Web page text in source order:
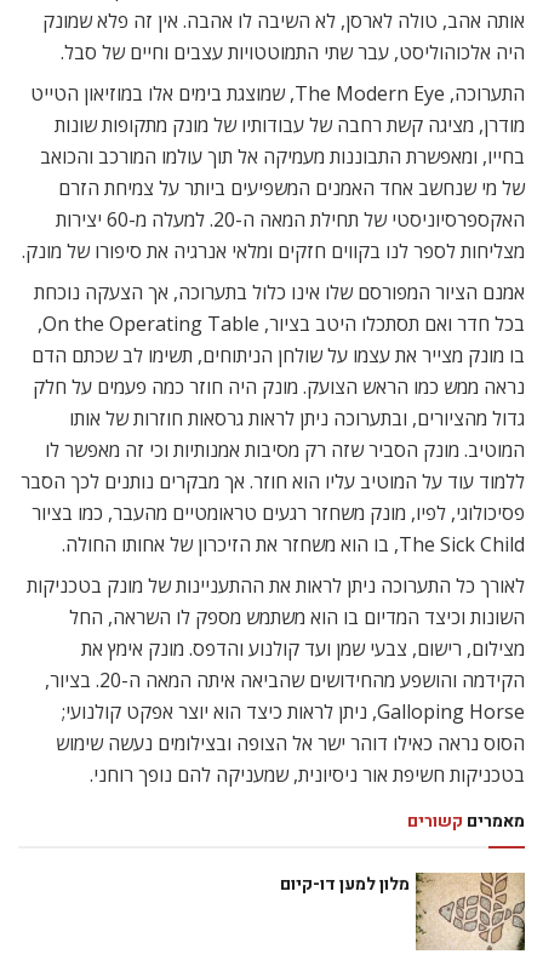
אותה אהב, טולה לארסן, לא השיבה לו אהבה. אין זה פלא שמונק
היה אלכוהוליסט, עבר שתי התמוטטויות עצבים וחיים של סבל.
התערוכה, The Modern Eye, שמוצגת בימים אלו במוזיאון הטייט
מודרן, מציגה קשת רחבה של עבודותיו של מונק מתקופות שונות
בחייו, ומאפשרת התבוננות מעמיקה אל תוך עולמו המורכב והכואב
של מי שנחשב אחד האמנים המשפיעים ביותר על צמיחת הזרם
האקספרסיוניסטי של תחילת המאה ה-20. למעלה מ-60 יצירות
מצליחות לספר לנו בקווים חזקים ומלאי אנרגיה את סיפורו של מונק.
אמנם הציור המפורסם שלו אינו כלול בתערוכה, אך הצעקה נוכחת
בכל חדר ואם תסתכלו היטב בציור, On the Operating Table,
בו מונק מצייר את עצמו על שולחן הניתוחים, תשימו לב שכתם הדם
נראה ממש כמו הראש הצועק. מונק היה חוזר כמה פעמים על חלק
גדול מהציורים, ובתערוכה ניתן לראות גרסאות חוזרות של אותו
המוטיב. מונק הסביר שזה רק מסיבות אמנותיות וכי זה מאפשר לו
ללמוד עוד על המוטיב עליו הוא חוזר. אך מבקרים נותנים לכך הסבר
פסיכולוגי, לפיו, מונק משחזר רגעים טראומטיים מהעבר, כמו בציור
The Sick Child, בו הוא משחזר את הזיכרון של אחותו החולה.
לאורך כל התערוכה ניתן לראות את ההתעניינות של מונק בטכניקות
השונות וכיצד המדיום בו הוא משתמש מספק לו השראה, החל
מצילום, רישום, צבעי שמן ועד קולנוע והדפס. מונק אימץ את
הקידמה והושפע מהחידושים שהביאה איתה המאה ה-20. בציור,
Galloping Horse, ניתן לראות כיצד הוא יוצר אפקט קולנועי;
הסוס נראה כאילו דוהר ישר אל הצופה ובצילומים נעשה שימוש
בטכניקות חשיפת אור ניסיונית, שמעניקה להם נופך רוחני.
מאמרים קשורים
מלון למען דו-קיום